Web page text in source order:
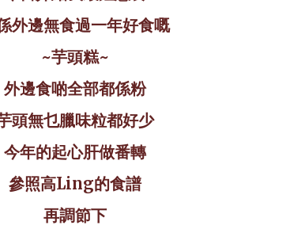
外邊無食過一年好食嘅
~芋頭糕~
外邊食啲全部都係粉
頭無乜臘味粒都好少
今年的起心肝做番轉
參照高Ling的食譜
再調節下